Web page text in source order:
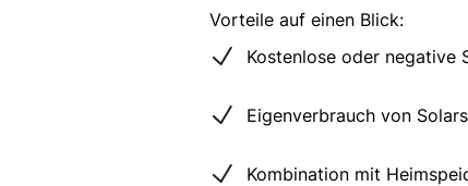
Vorteile auf einen Blick:
Kostenlose oder negative
Eigenverbrauch von
Kombination mit